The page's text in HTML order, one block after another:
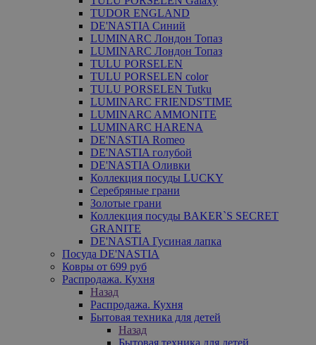
TUDOR ENGLAND
DE'NASTIA Синий
LUMINARC Лондон Топаз
LUMINARC Лондон Топаз
TULU PORSELEN
TULU PORSELEN color
TULU PORSELEN Tutku
LUMINARC FRIENDS'TIME
LUMINARC AMMONITE
LUMINARC HARENA
DE'NASTIA Romeo
DE'NASTIA голубой
DE'NASTIA Оливки
Коллекция посуды LUCKY
Серебряные грани
Золотые грани
Коллекция посуды BAKER`S SECRET
GRANITE
DE'NASTIA Гусиная лапка
Посуда DE'NASTIA
Ковры от 699 руб
Распродажа. Кухня
Назад
Распродажа. Кухня
Бытовая техника для детей
Назад
Бытовая техника для детей